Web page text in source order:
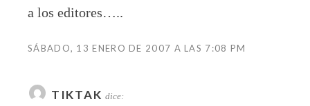
a los editores…..
SÁBADO, 13 ENERO DE 2007 A LAS 7:08 PM
TIKTAK dice: